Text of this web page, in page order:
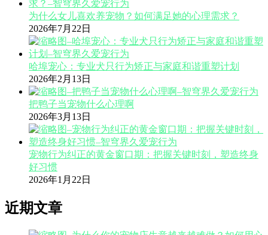
为什么女儿喜欢养宠物？如何满足她的心理需求？
2026年7月22日
哈埠宠心：专业犬只行为矫正与家庭和谐重塑计划
2026年2月13日
把鸭子当宠物什么心理啊
2026年3月13日
宠物行为纠正的黄金窗口期：把握关键时刻，塑造终身
好习惯
2026年1月22日
近期文章